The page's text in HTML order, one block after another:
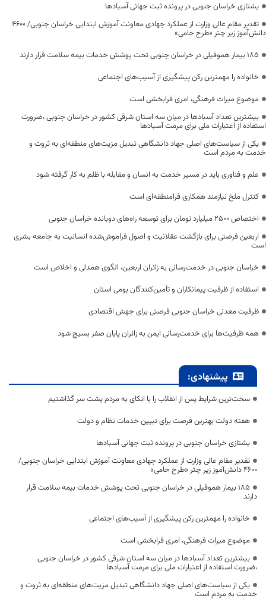
یشتازی خراسان جنوبی در پرونده ثبت جهانی آسبادها
تقدیر مقام عالی وزارت از عملکرد جهادی معاونت آموزش ابتدایی خراسان جنوبی/ ۴۶۰۰
دانش‌آموز زیر چتر «طرح حامی»
۱۸۵ بیمار هموفیلی در خراسان جنوبی تحت پوشش خدمات بیمه سلامت قرار دارند
خانواده را مهمترین رکن پیشگیری از آسیب‌های اجتماعی
موضوع میراث فرهنگی، امری فرابخشی است
بیشترین تعداد آسبادها در میان سه استان شرقی کشور در خراسان جنوبی ،ضرورت
استفاده از اعتبارات ملی برای مرمت آسبادها
یکی از سیاست‌های اصلی جهاد دانشگاهی تبدیل مزیت‌های منطقه‌ای به ثروت و
خدمت به مردم است
علم و فناوری باید در مسیر خدمت به انسان و مقابله با ظلم به کار گرفته شود
کنترل ملخ نیازمند همکاری فرامنطقه‌ای است
اختصاص 2500 میلیارد تومان برای توسعه راه‌های دوبانده خراسان جنوبی
اربعین فرصتی برای بازگشت عقلانیت و اصول فراموش‌شده انسانیت به جامعه بشری
است
خراسان جنوبی در خدمت‌رسانی به زائران اربعین، الگوی همدلی و اخلاص است
استفاده از ظرفیت پیمانکاران و تأمین‌کنندگان بومی استان
ظرفیت معدنی خراسان جنوبی فرصتی برای جهش اقتصادی
همه ظرفیت‌ها برای خدمت‌رسانی ایمن به زائران پایان صفر بسیج شود
پیشنهادی:
سخت‌ترین شرایط پس از انقلاب را با اتکای به مردم پشت سر گذاشتیم
هفته دولت بهترین فرصت برای تبیین خدمات نظام و دولت
یشتازی خراسان جنوبی در پرونده ثبت جهانی آسبادها
تقدیر مقام عالی وزارت از عملکرد جهادی معاونت آموزش ابتدایی خراسان جنوبی/
۴۶۰۰ دانش‌آموز زیر چتر «طرح حامی»
۱۸۵ بیمار هموفیلی در خراسان جنوبی تحت پوشش خدمات بیمه سلامت قرار
دارند
خانواده را مهمترین رکن پیشگیری از آسیب‌های اجتماعی
موضوع میراث فرهنگی، امری فرابخشی است
بیشترین تعداد آسبادها در میان سه استان شرقی کشور در خراسان جنوبی
،ضرورت استفاده از اعتبارات ملی برای مرمت آسبادها
یکی از سیاست‌های اصلی جهاد دانشگاهی تبدیل مزیت‌های منطقه‌ای به ثروت و
خدمت به مردم است